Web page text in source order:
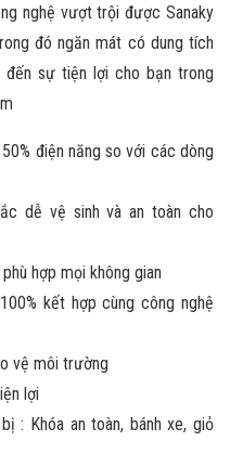
nghệ vượt trội được Sanaky
đó ngăn mát có dung tích
sự tiện lợi cho bạn trong
điện năng so với các dòng
dễ vệ sinh và an toàn cho
hợp mọi không gian
kết hợp cùng công nghệ
vệ môi trường
lợi
: Khóa an toàn, bánh xe, giỏ